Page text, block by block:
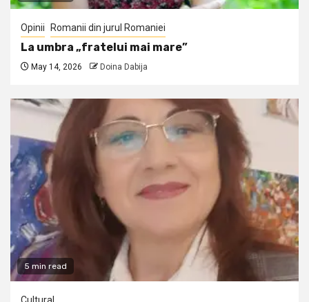
Opinii Romanii din jurul Romaniei
La umbra „fratelui mai mare”
May 14, 2026 Doina Dabija
5 min read